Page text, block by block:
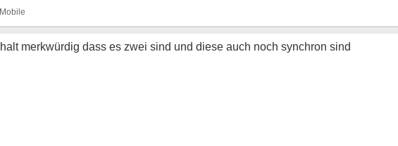
merkwürdig dass es zwei sind und diese auch noch synchron sind